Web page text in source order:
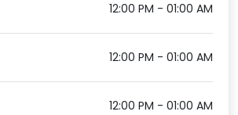
12:00 PM - 01:00 AM
12:00 PM - 01:00 AM
12:00 PM - 01:00 AM